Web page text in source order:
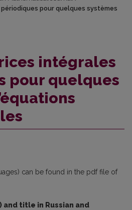
pour quelques systèmes
intégrales
pour quelques
can be found in the pdf file of
and title in Russian and